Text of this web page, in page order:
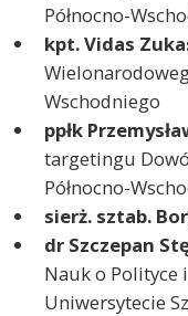
Północno-
kpt. Vidas
Wschodniego
ppłk
targetingu
Północno-
sierż. sztab.
dr Szczepan
Nauk o Polityce
Uniwersytecie